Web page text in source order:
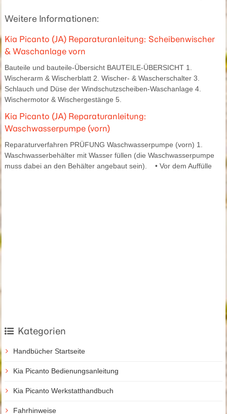
Weitere Informationen:
Kia Picanto (JA) Reparaturanleitung: Scheibenwischer
& Waschanlage vorn
Bauteile und bauteile-Übersicht BAUTEILE-ÜBERSICHT 1.
Wischerarm & Wischerblatt 2. Wischer- & Wascherschalter 3.
Schlauch und Düse der Windschutzscheiben-Waschanlage 4.
Wischermotor & Wischergestänge 5.
Kia Picanto (JA) Reparaturanleitung:
Waschwasserpumpe (vorn)
Reparaturverfahren PRÜFUNG Waschwasserpumpe (vorn) 1.
Waschwasserbehälter mit Wasser füllen (die Waschwasserpumpe
muss dabei an den Behälter angebaut sein). • Vor dem Auffülle
Kategorien
Handbücher Startseite
Kia Picanto Bedienungsanleitung
Kia Picanto Werkstatthandbuch
Fahrhinweise